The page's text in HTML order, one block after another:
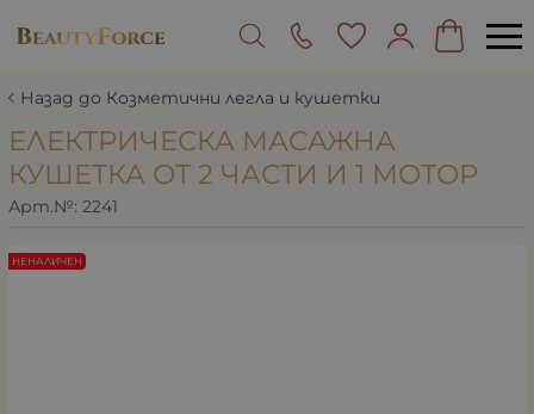
Назад до Козметични легла и кушетки
ЕЛЕКТРИЧЕСКА МАСАЖНА
КУШЕТКА ОТ 2 ЧАСТИ И 1 МОТОР
Арт.№: 2241
НЕНАЛИЧЕН